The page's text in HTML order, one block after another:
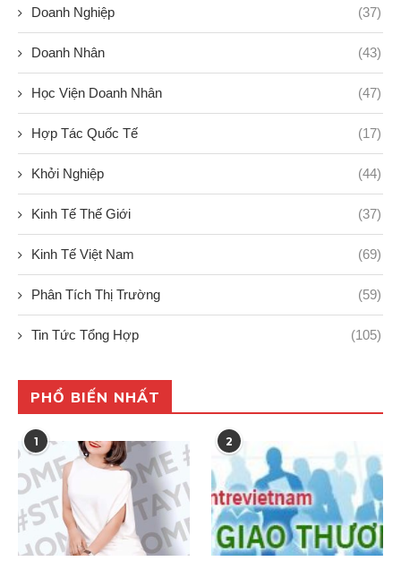
Doanh Nghiệp (37)
Doanh Nhân (43)
Học Viện Doanh Nhân (47)
Hợp Tác Quốc Tế (17)
Khởi Nghiệp (44)
Kinh Tế Thế Giới (37)
Kinh Tế Việt Nam (69)
Phân Tích Thị Trường (59)
Tin Tức Tổng Hợp (105)
PHỔ BIẾN NHẤT
1 2